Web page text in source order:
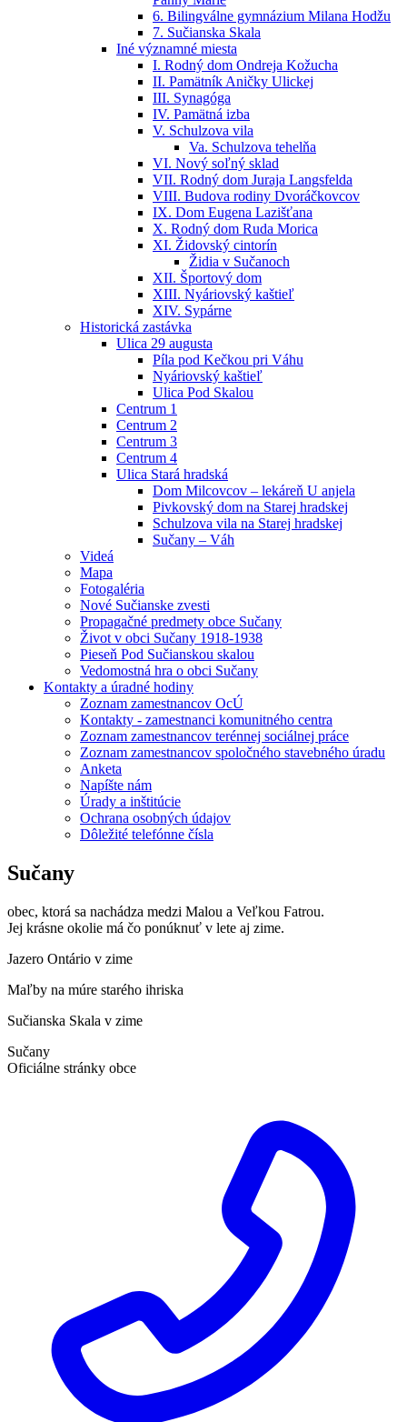
6. Bilingválne gymnázium Milana Hodžu
7. Sučianska Skala
Iné významné miesta
I. Rodný dom Ondreja Kožucha
II. Pamätník Aničky Ulickej
III. Synagóga
IV. Pamätná izba
V. Schulzova vila
Va. Schulzova tehelňa
VI. Nový soľný sklad
VII. Rodný dom Juraja Langsfelda
VIII. Budova rodiny Dvoráčkovcov
IX. Dom Eugena Lazišťana
X. Rodný dom Ruda Morica
XI. Židovský cintorín
Židia v Sučanoch
XII. Športový dom
XIII. Nyáriovský kaštieľ
XIV. Sypárne
Historická zastávka
Ulica 29 augusta
Píla pod Kečkou pri Váhu
Nyáriovský kaštieľ
Ulica Pod Skalou
Centrum 1
Centrum 2
Centrum 3
Centrum 4
Ulica Stará hradská
Dom Milcovcov – lekáreň U anjela
Pivkovský dom na Starej hradskej
Schulzova vila na Starej hradskej
Sučany – Váh
Videá
Mapa
Fotogaléria
Nové Sučianske zvesti
Propagačné predmety obce Sučany
Život v obci Sučany 1918-1938
Pieseň Pod Sučianskou skalou
Vedomostná hra o obci Sučany
Kontakty a úradné hodiny
Zoznam zamestnancov OcÚ
Kontakty - zamestnanci komunitného centra
Zoznam zamestnancov terénnej sociálnej práce
Zoznam zamestnancov spoločného stavebného úradu
Anketa
Napíšte nám
Úrady a inštitúcie
Ochrana osobných údajov
Dôležité telefónne čísla
Sučany
obec, ktorá sa nachádza medzi Malou a Veľkou Fatrou.
Jej krásne okolie má čo ponúknuť v lete aj zime.
Jazero Ontário v zime
Maľby na múre starého ihriska
Sučianska Skala v zime
Sučany
Oficiálne stránky obce